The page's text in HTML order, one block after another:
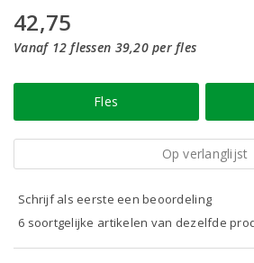
42,75
Vanaf 12 flessen 39,20 per fles
Fles
Op verlanglijst
Schrijf als eerste een beoordeling
6 soortgelijke artikelen van dezelfde